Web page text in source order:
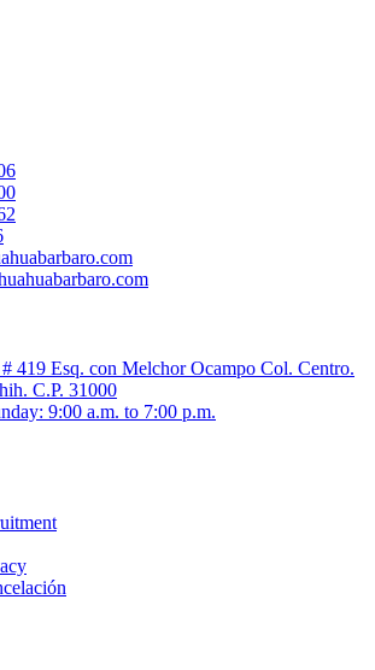
419 Esq. con Melchor Ocampo Col. Centro.
C.P. 31000
9:00 a.m. to 7:00 p.m.